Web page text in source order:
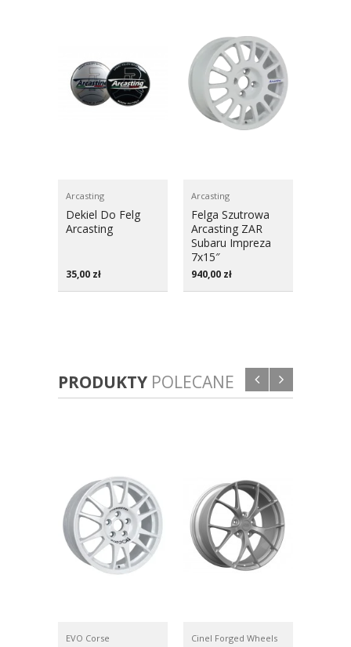
Arcasting
Dekiel Do Felg
Arcasting
35,00 zł
Arcasting
Felga Szutrowa
Arcasting ZAR
Subaru Impreza
7x15″
940,00 zł
PRODUKTY POLECANE
EVO Corse Cinel Forged Wheels